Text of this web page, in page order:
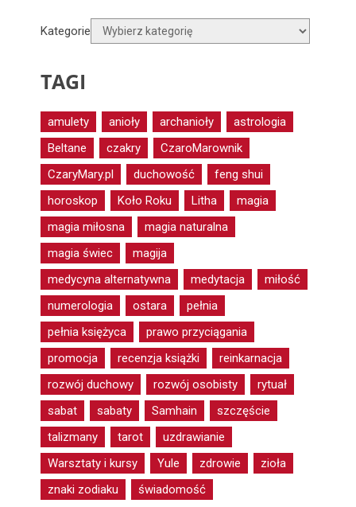
Kategorie
TAGI
amulety anioły archanioły
astrologia
Beltane
czakry
CzaroMarownik
CzaryMary.pl
duchowość
feng shui
horoskop
Koło Roku Litha
magia
magia miłosna
magia naturalna
magia świec
magija
medycyna alternatywna
medytacja
miłość
numerologia
ostara
pełnia
pełnia księżyca
prawo przyciągania
promocja
recenzja książki
reinkarnacja
rozwój duchowy
rozwój osobisty
rytuał
sabat
sabaty Samhain
szczęście
talizmany
tarot
uzdrawianie
Warsztaty i kursy
Yule zdrowie
zioła
znaki zodiaku
świadomość